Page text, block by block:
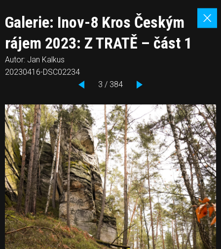
Galerie: Inov-8 Kros Českým
rájem 2023: Z TRATĚ – část 1
Autor: Jan Kalkus
20230416-DSC02234
3 / 384